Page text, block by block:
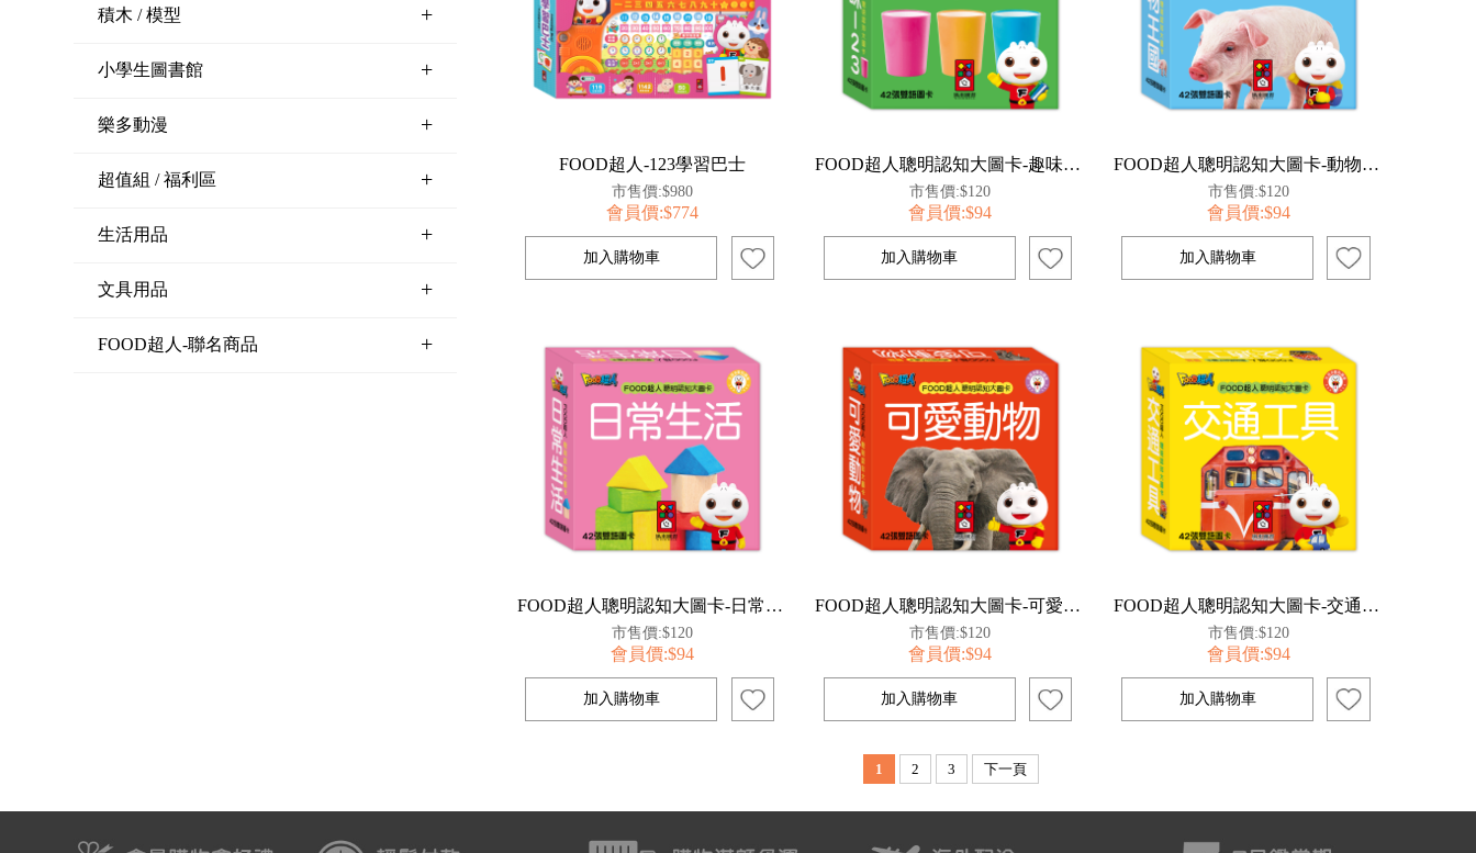
積木 / 模型 +
小學生圖書館 +
樂多動漫 +
超值組 / 福利區 +
生活用品 +
文具用品 +
FOOD超人-聯名商品 +
FOOD超人-123學習巴士
市售價:$980
會員價:$774
FOOD超人聰明認知大圖卡-趣味123*新版
市售價:$120
會員價:$94
FOOD超人聰明認知大圖卡-動物王國*新版
市售價:$120
會員價:$94
FOOD超人聰明認知大圖卡-日常生活*新版
市售價:$120
會員價:$94
FOOD超人聰明認知大圖卡-可愛動物*新版
市售價:$120
會員價:$94
FOOD超人聰明認知大圖卡-交通工具*新版
市售價:$120
會員價:$94
1 2 3 下一頁